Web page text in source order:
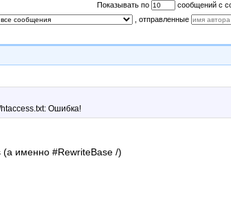
Показывать по сообщений с
, отправленные
Ошибка!
(а именно #RewriteBase /)